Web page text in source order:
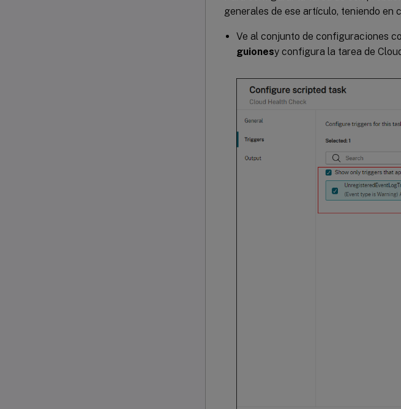
generales de ese artículo, teniendo en
Ve al conjunto de configuraciones
guionesy configura la tarea de